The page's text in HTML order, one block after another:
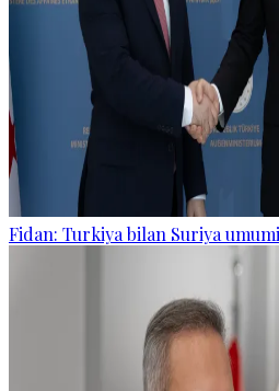
Fidan: Turkiya bilan Suriya